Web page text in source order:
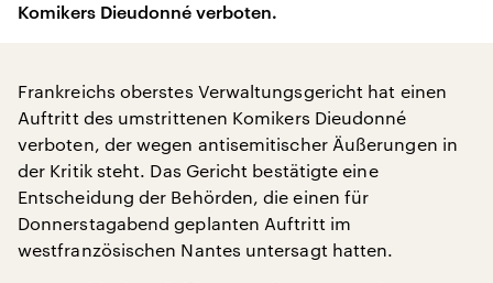
Komikers Dieudonné verboten.
Frankreichs oberstes Verwaltungsgericht hat einen
Auftritt des umstrittenen Komikers Dieudonné
verboten, der wegen antisemitischer Äußerungen in
der Kritik steht. Das Gericht bestätigte eine
Entscheidung der Behörden, die einen für
Donnerstagabend geplanten Auftritt im
westfranzösischen Nantes untersagt hatten.